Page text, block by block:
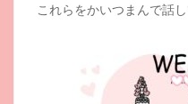
これらをかいつまんで話